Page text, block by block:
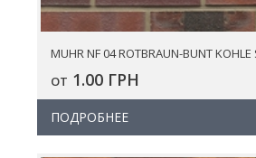
MUHR NF 04 ROTBRAUN-BUNT KOHLE
ОТ 1.00 ГРН
ПОДРОБНЕЕ